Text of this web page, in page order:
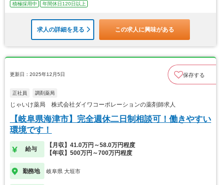
積極採用中
年間休日120日以上
求人の詳細を見る この求人に興味がある
更新日：2025年12月5日 保存する
正社員 調剤薬局
じゃいけ薬局 株式会社ダイワコーポレーションの薬剤師求人
【岐阜県海津市】完全週休二日制相談可！働きやすい
環境です！
給与
【月収】41.0万円～58.0万円程度
【年収】500万円～700万円程度
勤務地 岐阜県 大垣市